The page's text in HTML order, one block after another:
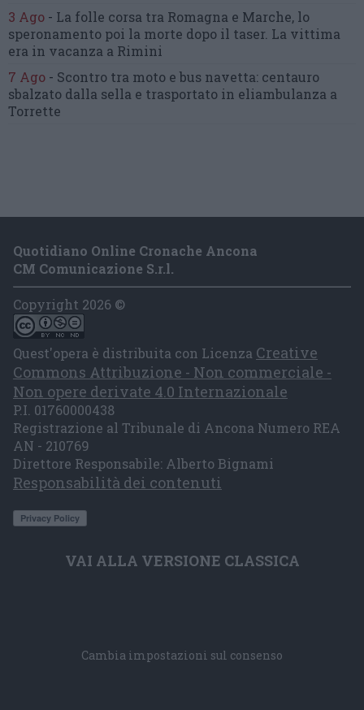
3 Ago - La folle corsa tra Romagna e Marche, lo
speronamento poi la morte dopo il taser. La vittima
era in vacanza a Rimini
7 Ago - Scontro tra moto e bus navetta: centauro
sbalzato dalla sella e trasportato in eliambulanza a
Torrette
Quotidiano Online Cronache Ancona
CM Comunicazione S.r.l.
Copyright 2026 ©
Quest'opera è distribuita con Licenza Creative
Commons Attribuzione - Non commerciale -
Non opere derivate 4.0 Internazionale
P.I. 01760000438
Registrazione al Tribunale di Ancona Numero REA
AN - 210769
Direttore Responsabile: Alberto Bignami
Responsabilità dei contenuti
VAI ALLA VERSIONE CLASSICA
Cambia impostazioni sul consenso